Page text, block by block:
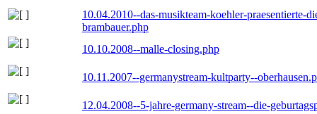
10.04.2010--das-musikteam-koehler-praesentierte-
brambauer.php
10.10.2008--malle-closing.php
10.11.2007--germanystream-kultparty--
12.04.2008--5-jahre-germany-stream--die-